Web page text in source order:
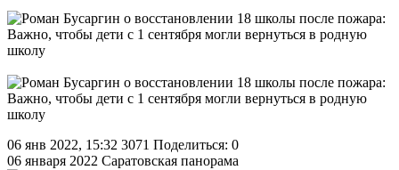
06 янв 2022, 15:32 3071 Поделиться: 0
06 января 2022 Саратовская панорама